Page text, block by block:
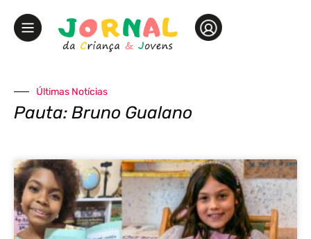
Últimas Notícias
Pauta: Bruno Gualano